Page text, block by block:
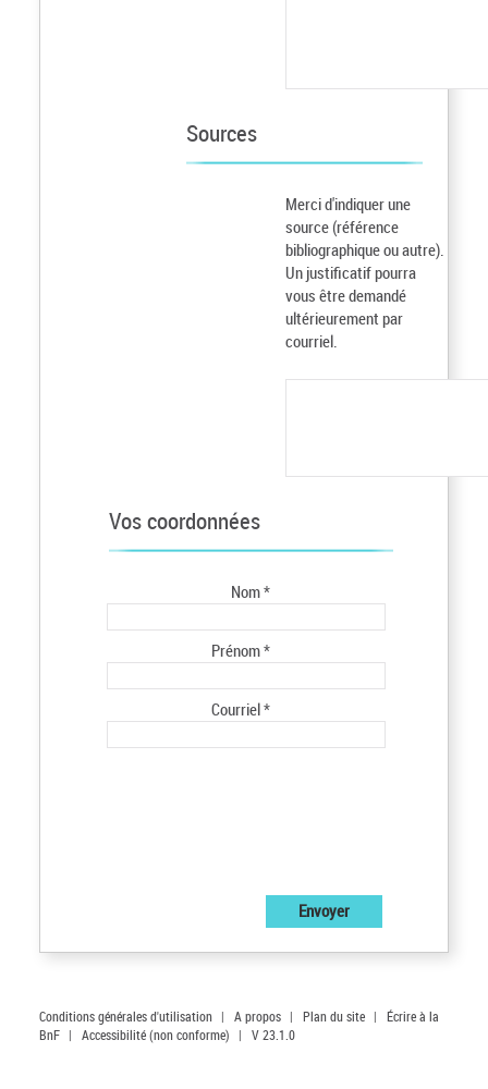
Sources
Merci d'indiquer une
source (référence
bibliographique ou autre).
Un justificatif pourra
vous être demandé
ultérieurement par
courriel.
Vos coordonnées
Nom *
Prénom *
Courriel *
Conditions générales d'utilisation | A propos | Plan du site |
Écrire à la
BnF | Accessibilité (non conforme) | V 23.1.0